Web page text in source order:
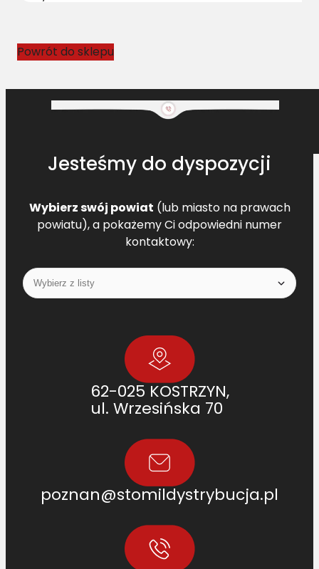
y
N
Powrót do sklepu
Jesteśmy do dyspozycji
Wybierz swój powiat (lub miasto na prawach
powiatu), a pokażemy Ci odpowiedni numer
kontaktowy:
62-025 KOSTRZYN,
ul. Wrzesińska 70
poznan@stomildystrybucja.pl